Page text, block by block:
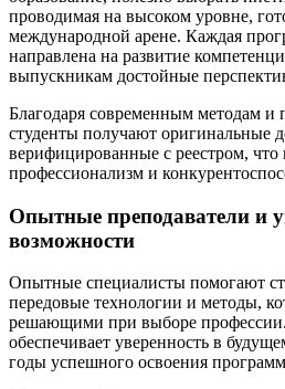
проводимая на высоком уровне,
международной арене. Каждая
направлена на развитие
выпускникам достойные
Благодаря современным методам и
студенты получают оригинальные
верифицированные с реестром,
профессионализм и
Опытные преподаватели и
возможности
Опытные специалисты помогают
передовые технологии и методы,
решающими при выборе
обеспечивает уверенность в
годы успешного освоения